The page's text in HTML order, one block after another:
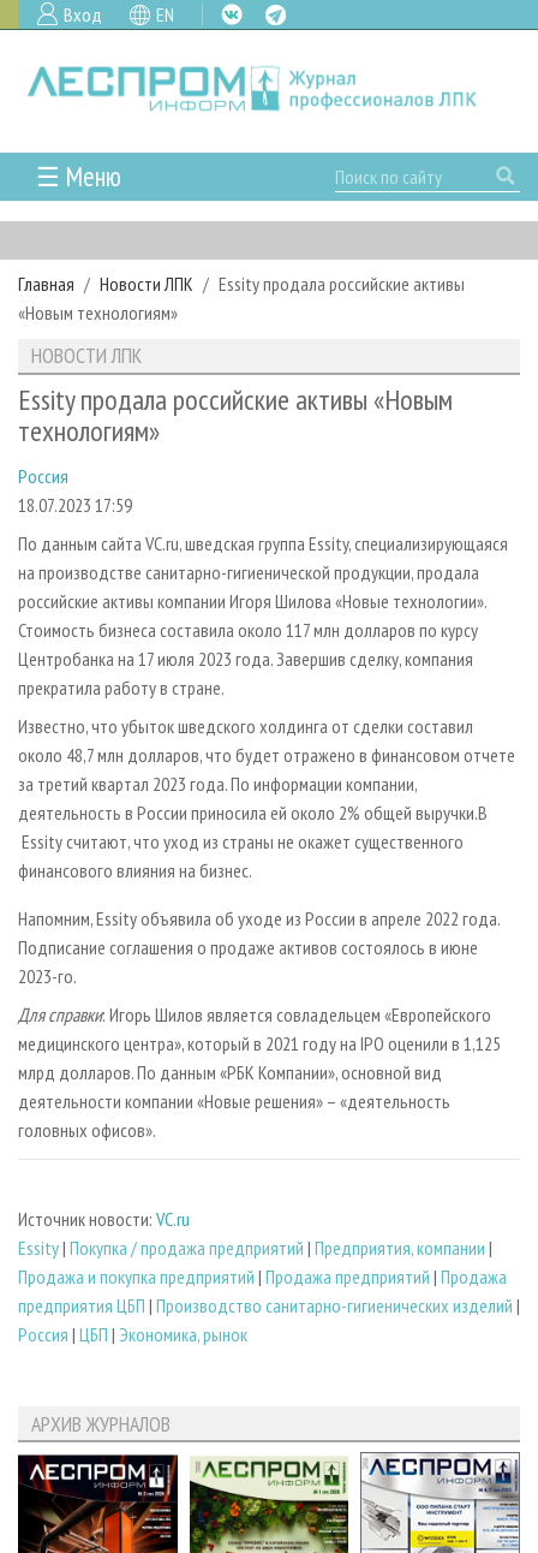
Вход EN
☰ Меню
ГЛАВНАЯ
РУБРИКИ И ТЕМЫ
РУБРИКИ ЖУРНАЛА
ЛЕСОЗАГОТОВКА
ЛЕСОПИЛЕНИЕ
СУШКА ДРЕВЕСИНЫ
ПРОИЗВОДСТВО ДРЕВЕСНЫХ ПЛИТ
ДЕРЕВЯННОЕ ДОМОСТРОЕНИЕ
ПРОИЗВОДСТВО МЕБЕЛИ
БИОЭНЕРГЕТИКА
ЦБП
ИНСТРУМЕНТ И МАТЕРИАЛЫ
НОВОСТИ
НОВОСТИ ЛПК
НОВОСТИ ЖУРНАЛА
ПРОЕКТЫ ЛПИ
АНАЛИТИКА
ПРЕДПРИЯТИЯ ЛПК
ПЕРСОНЫ
МОБИЛЬНЫЕ ВЫСТАВКИ
ОФИЦИАЛЬНЫЕ ДЕЛЕГАЦИИ
ПРИОРИТЕТНЫЕ ИНВЕСТПРОЕКТЫ
RUSSIAN FORESTRY REVIEW
ГАЗЕТА ЛЕСПРОМФОРУМ
БИБЛИОТЕКА СПЕЦИАЛИСТА
АРХИВ
АРХИВ ЖУРНАЛОВ
О ЖУРНАЛЕ
КОНТАКТЫ
РЕКЛАМОДАТЕЛЯМ
РЕКЛАМА
РЕКЛАМА НА САЙТЕ
Главная Новости ЛПК
Essity продала российские активы
«Новым технологиям»
НОВОСТИ ЛПК
Essity продала российские активы «Новым
технологиям»
Россия
18.07.2023 17:59
По данным сайта VC.ru, шведская группа Essity, специализирующаяся
на производстве санитарно-гигиенической продукции, продала
российские активы компании Игоря Шилова «Новые технологии».
Стоимость бизнеса составила около 117 млн долларов по курсу
Центробанка на 17 июля 2023 года. Завершив сделку, компания
прекратила работу в стране.
Известно, что убыток шведского холдинга от сделки составил
около 48,7 млн долларов, что будет отражено в финансовом отчете
за третий квартал 2023 года. По информации компании,
деятельность в России приносила ей около 2% общей выручки.В
Essity считают, что уход из страны не окажет существенного
финансового влияния на бизнес.
Напомним, Essity объявила об уходе из России в апреле 2022 года.
Подписание соглашения о продаже активов состоялось в июне
2023-го.
Для справки: Игорь Шилов является совладельцем «Европейского
медицинского центра», который в 2021 году на IPO оценили в 1,125
млрд долларов. По данным «РБК Компании», основной вид
деятельности компании «Новые решения» – «деятельность
головных офисов».
Источник новости: VC.ru
Essity| Покупка / продажа предприятий | Предприятия, компании |
Продажа и покупка предприятий | Продажа предприятий | Продажа
предприятия ЦБП | Производство санитарно-гигиенических изделий |
Россия | ЦБП | Экономика, рынок
АРХИВ ЖУРНАЛОВ